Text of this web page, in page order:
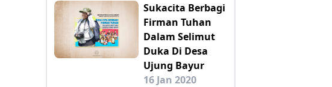
Sukacita Berbagi
Firman Tuhan
Dalam Selimut
Duka Di Desa
Ujung Bayur
16 Jan 2020